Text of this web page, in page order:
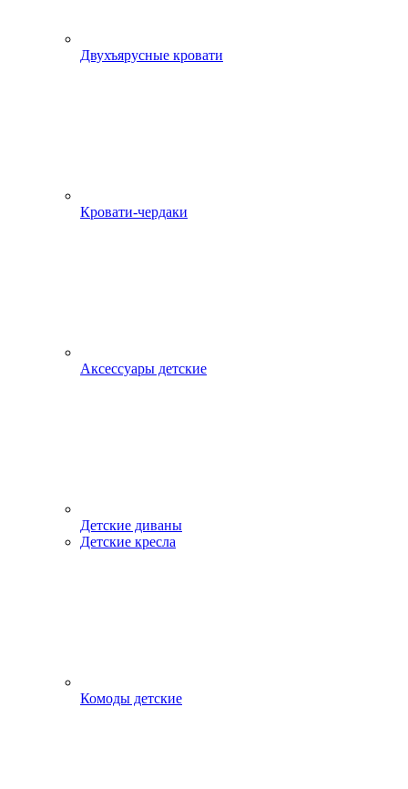
Двухъярусные кровати
Кровати-чердаки
Аксессуары детские
Детские диваны
Детские кресла
Комоды детские